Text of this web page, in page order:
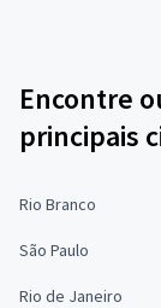
Encontre
principais
Rio Branco
São Paulo
Rio de Janeiro